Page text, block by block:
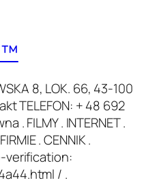
8, LOK. 66, 43-100
TELEFON: + 48 692
. FILMY . INTERNET .
. CENNIK .
verification:
/ .